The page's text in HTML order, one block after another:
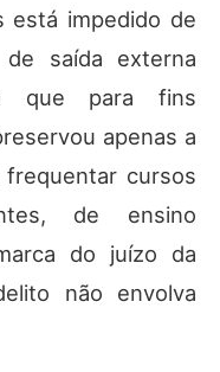
está impedido de
saída externa
que para fins
apenas a
frequentar cursos
de ensino
do juízo da
não envolva